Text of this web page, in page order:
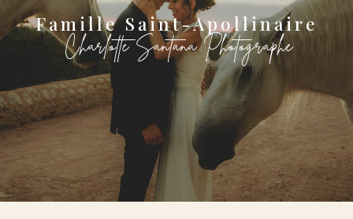
Famille Saint-Apollinaire
Charlotte Santana Photographe